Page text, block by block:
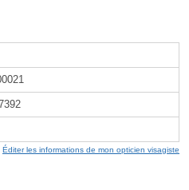
Éditer les informations de mon opticien visagiste